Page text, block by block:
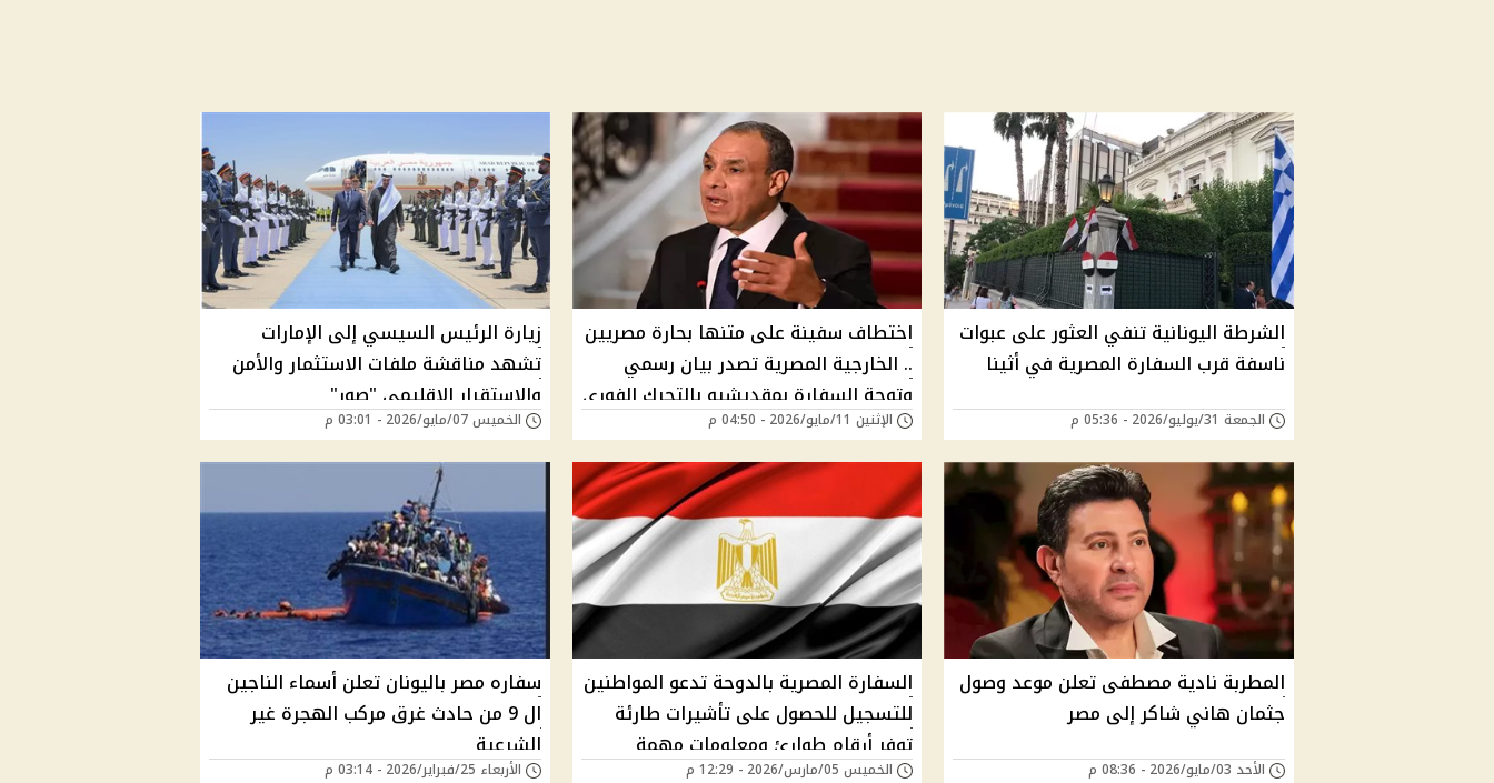
الشرطة اليونانية تنفي العثور على عبوات
ناسفة قرب السفارة المصرية في أثينا
الجمعة 31/يوليو/2026 - 05:36 م
اختطاف سفينة على متنها بحارة مصريين
.. الخارجية المصرية تصدر بيان رسمي
وتوجة السفارة بمقديشيو بالتحرك الفوري
الإثنين 11/مايو/2026 - 04:50 م
زيارة الرئيس السيسي إلى الإمارات
تشهد مناقشة ملفات الاستثمار والأمن
والاستقرار الإقليمي "صور"
الخميس 07/مايو/2026 - 03:01 م
المطربة نادية مصطفى تعلن موعد وصول
جثمان هاني شاكر إلى مصر
الأحد 03/مايو/2026 - 08:36 م
السفارة المصرية بالدوحة تدعو المواطنين
للتسجيل للحصول على تأشيرات طارئة
توفر أرقام طوارئ ومعلومات مهمة
الخميس 05/مارس/2026 - 12:29 م
سفاره مصر باليونان تعلن أسماء الناجين
ال 9 من حادث غرق مركب الهجرة غير
الشرعية
الأربعاء 25/فبراير/2026 - 03:14 م